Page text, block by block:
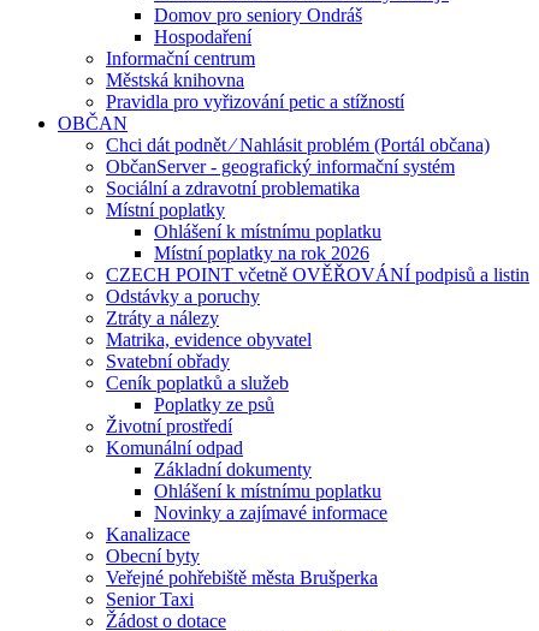
Domov pro seniory Ondráš
Hospodaření
Informační centrum
Městská knihovna
Pravidla pro vyřizování petic a stížností
OBČAN
Chci dát podnět ⁄ Nahlásit problém (Portál občana)
ObčanServer - geografický informační systém
Sociální a zdravotní problematika
Místní poplatky
Ohlášení k místnímu poplatku
Místní poplatky na rok 2026
CZECH POINT včetně OVĚŘOVÁNÍ podpisů a listin
Odstávky a poruchy
Ztráty a nálezy
Matrika, evidence obyvatel
Svatební obřady
Ceník poplatků a služeb
Poplatky ze psů
Životní prostředí
Komunální odpad
Základní dokumenty
Ohlášení k místnímu poplatku
Novinky a zajímavé informace
Kanalizace
Obecní byty
Veřejné pohřebiště města Brušperka
Senior Taxi
Žádost o dotace